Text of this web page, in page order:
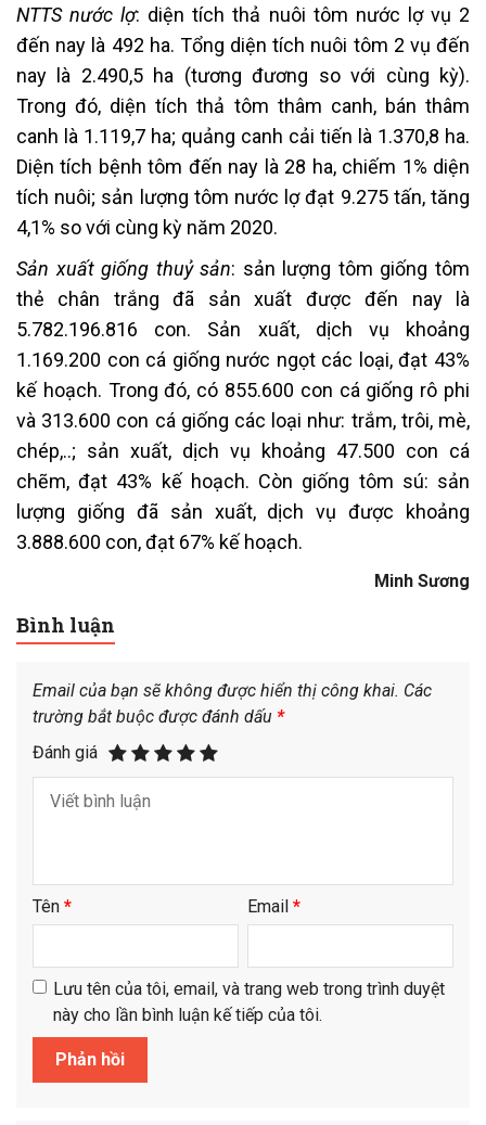
NTTS nước lợ: diện tích thả nuôi tôm nước lợ vụ 2
đến nay là 492 ha. Tổng diện tích nuôi tôm 2 vụ đến
nay là 2.490,5 ha (tương đương so với cùng kỳ).
Trong đó, diện tích thả tôm thâm canh, bán thâm
canh là 1.119,7 ha; quảng canh cải tiến là 1.370,8 ha.
Diện tích bệnh tôm đến nay là 28 ha, chiếm 1% diện
tích nuôi; sản lượng tôm nước lợ đạt 9.275 tấn, tăng
4,1% so với cùng kỳ năm 2020.
Sản xuất giống thuỷ sản: sản lượng tôm giống tôm
thẻ chân trắng đã sản xuất được đến nay là
5.782.196.816 con. Sản xuất, dịch vụ khoảng
1.169.200 con cá giống nước ngọt các loại, đạt 43%
kế hoạch. Trong đó, có 855.600 con cá giống rô phi
và 313.600 con cá giống các loại như: trắm, trôi, mè,
chép,..; sản xuất, dịch vụ khoảng 47.500 con cá
chẽm, đạt 43% kế hoạch. Còn giống tôm sú: sản
lượng giống đã sản xuất, dịch vụ được khoảng
3.888.600 con, đạt 67% kế hoạch.
Minh Sương
Bình luận
Email của bạn sẽ không được hiển thị công khai. Các
trường bắt buộc được đánh dấu *
Đánh giá
Tên * Email *
Lưu tên của tôi, email, và trang web trong trình duyệt
này cho lần bình luận kế tiếp của tôi.